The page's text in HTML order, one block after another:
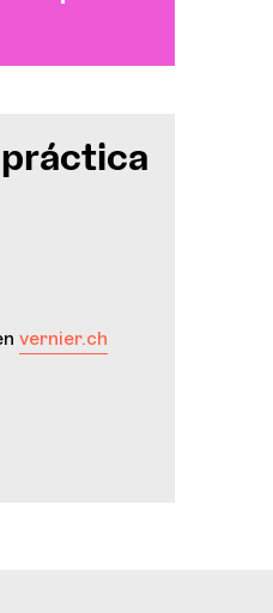
práctica
vernier.ch